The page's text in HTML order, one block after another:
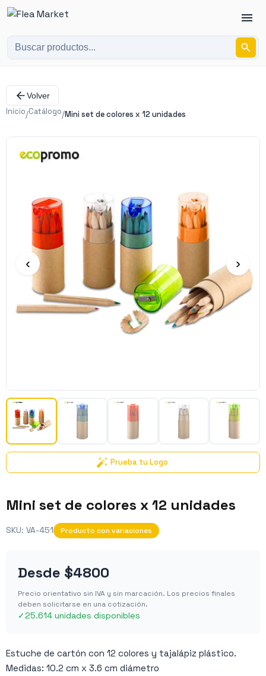
Volver
Inicio/Catálogo/Mini set de colores x 12 unidades
‹ ›
Prueba tu Logo
Mini set de colores x 12 unidades
SKU: VA-451 Producto con variaciones
Desde $4800
Precio orientativo sin IVA y sin marcación. Los precios finales
deben solicitarse en una cotización.
✓25.614 unidades disponibles
Estuche de cartón con 12 colores y tajalápiz plástico.
Medidas: 10.2 cm x 3.6 cm diámetro